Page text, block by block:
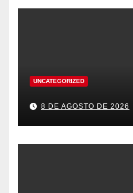
UNCATEGORIZED
8 DE AGOSTO DE 2026